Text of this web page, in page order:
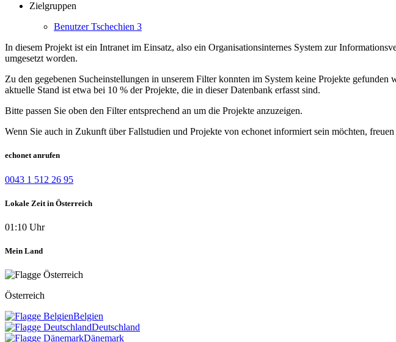
Zielgruppen
Benutzer Tschechien 3
In diesem Projekt ist ein Intranet im Einsatz, also ein Organisationsinternes System zur
umgesetzt worden.
Zu den gegebenen Sucheinstellungen in unserem Filter konnten im System keine Projekte
aktuelle Stand ist etwa bei 10 % der Projekte, die in dieser Datenbank erfasst sind.
Bitte passen Sie oben den Filter entsprechend an um die Projekte anzuzeigen.
Wenn Sie auch in Zukunft über Fallstudien und Projekte von echonet informiert sein möchten,
echonet anrufen
0043 1 512 26 95
Lokale Zeit in Österreich
01:10 Uhr
Mein Land
Österreich
Belgien
Deutschland
Dänemark